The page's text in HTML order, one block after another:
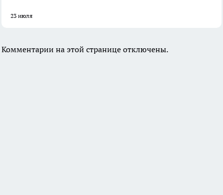
23 июля
Комментарии на этой странице отключены.